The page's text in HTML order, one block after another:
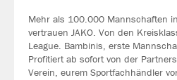
Mehr als 100.000 Mannschaften
vertrauen JAKO. Von den
League. Bambinis, erste
Profitiert ab sofort von der
Verein, eurem Sportfachhändler